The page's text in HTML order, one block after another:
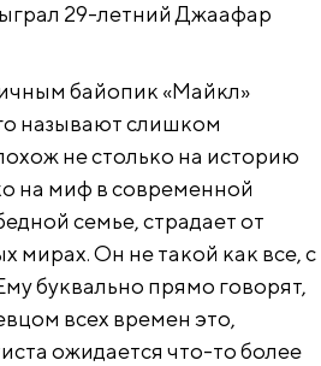
29-летний Джаафар
байопик «Майкл»
называют слишком
не столько на историю
на миф в современной
семье, страдает от
мирах. Он не такой как все, с
буквально прямо говорят,
всех времен это,
ожидается что-то более